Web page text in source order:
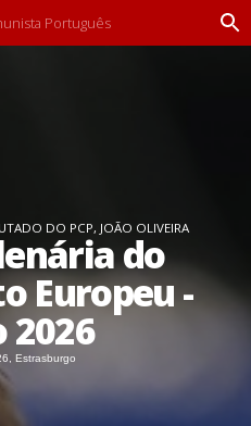
Português
P
DO PCP, JOÃO OLIVEIRA
do
Europeu -
2026
Estrasburgo